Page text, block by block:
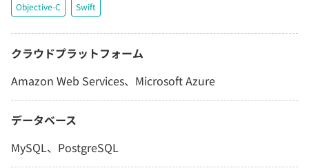
Objective-C Swift
クラウドプラットフォーム
Amazon Web Services、Microsoft Azure
データベース
MySQL、PostgreSQL